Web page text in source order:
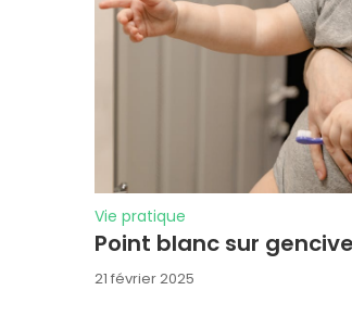
Vie pratique
Point blanc sur
21 février 2025